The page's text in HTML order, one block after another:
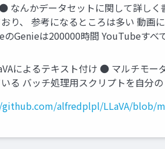
んかデータセットに関して詳しく
り、 参考になるところは多い 動
のGenieは200000時間 YouTubeす
によるテキスト付け ● マルチモ
る バッチ処理用スクリプトを自
alfredplpl/LLaVA/blob/